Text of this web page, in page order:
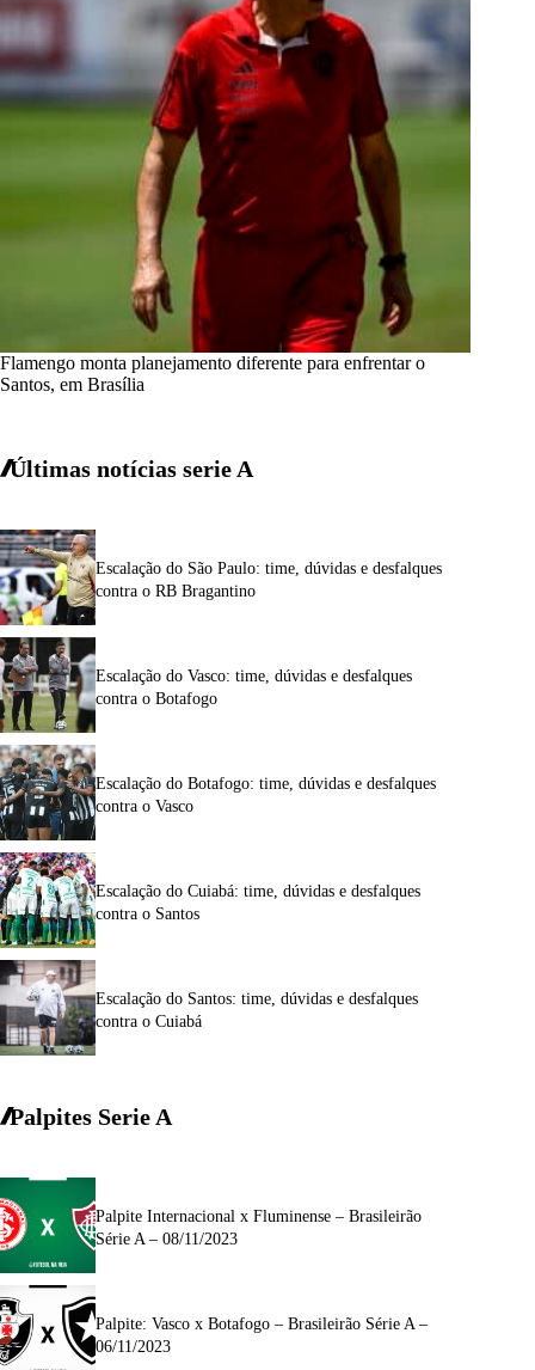
Flamengo monta planejamento diferente para enfrentar o
Santos, em Brasília
Últimas notícias serie A
Escalação do São Paulo: time, dúvidas e desfalques
contra o RB Bragantino
Escalação do Vasco: time, dúvidas e desfalques
contra o Botafogo
Escalação do Botafogo: time, dúvidas e desfalques
contra o Vasco
Escalação do Cuiabá: time, dúvidas e desfalques
contra o Santos
Escalação do Santos: time, dúvidas e desfalques
contra o Cuiabá
Palpites Serie A
Palpite Internacional x Fluminense – Brasileirão
Série A – 08/11/2023
Palpite: Vasco x Botafogo – Brasileirão Série A –
06/11/2023